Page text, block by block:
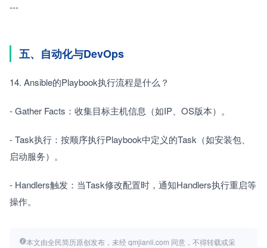
---
五、自动化与DevOps
14. Ansible的Playbook执行流程是什么？
- Gather Facts：收集目标主机信息（如IP、OS版本）。
- Task执行：按顺序执行Playbook中定义的Task（如安装包、
启动服务）。
- Handlers触发：当Task修改配置时，通知Handlers执行重启等
操作。
本文由全民简历原创发布，未经 qmjianli.com 同意，不得转载或采